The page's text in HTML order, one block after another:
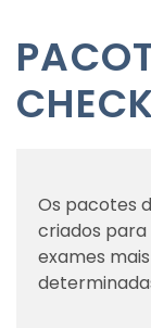
Os pacotes
criados
exames